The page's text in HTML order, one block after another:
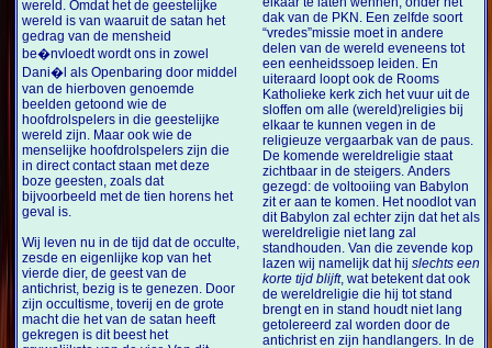
wereld. Omdat het de geestelijke
wereld is van waaruit de satan het
gedrag van de mensheid
be�nvloedt wordt ons in zowel
Dani�l als Openbaring door middel
van de hierboven genoemde
beelden getoond wie de
hoofdrolspelers in die geestelijke
wereld zijn. Maar ook wie de
menselijke hoofdrolspelers zijn die
in direct contact staan met deze
boze geesten, zoals dat
bijvoorbeeld met de tien horens het
geval is.
Wij leven nu in de tijd dat de occulte,
zesde en eigenlijke kop van het
vierde dier, de geest van de
antichrist, bezig is te genezen. Door
zijn occultisme, toverij en de grote
macht die het van de satan heeft
gekregen is dit beest het
dak van de PKN. Een zelfde soort
“vredes”missie moet in andere
delen van de wereld eveneens tot
een eenheidssoep leiden. En
uiteraard loopt ook de Rooms
Katholieke kerk zich het vuur uit de
sloffen om alle (wereld)religies bij
elkaar te kunnen vegen in de
religieuze vergaarbak van de paus.
De komende wereldreligie staat
zichtbaar in de steigers. Anders
gezegd: de voltooiing van Babylon
zit er aan te komen. Het noodlot van
dit Babylon zal echter zijn dat het als
wereldreligie niet lang zal
standhouden. Van die zevende kop
lazen wij namelijk dat hij slechts een
korte tijd blijft, wat betekent dat ook
de wereldreligie die hij tot stand
brengt en in stand houdt niet lang
getolereerd zal worden door de
antichrist en zijn handlangers. In de